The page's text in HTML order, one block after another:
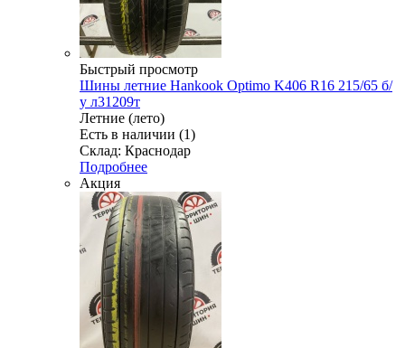
Быстрый просмотр
Шины летние Hankook Optimo K406 R16 215/65 б/
у л31209т
Летние (лето)
Есть в наличии (1)
Склад: Краснодар
Подробнее
Акция